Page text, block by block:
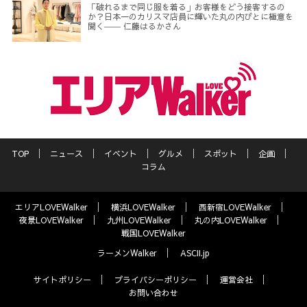
「破れるまで同じ服を着る」お客様をどう接客するの
か？日本一のカリスマ店員に輝いた丸の内びとに極意を
聞く―― 仁藤はるかさん
TOP ニュース イベント グルメ スポット
企画
コラム
エリアLOVEWalker 横浜LOVEWalker
西新宿LOVEWalker
夜景LOVEWalker
九州LOVEWalker
丸の内LOVEWalker
戦国LOVEWalker
ラーメンWalker
ASCII.jp
サイトポリシー プライバシーポリシー
運営会社
お問い合わせ